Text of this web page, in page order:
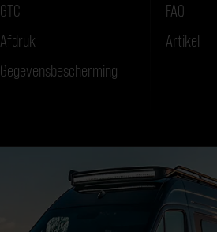
GTC
Afdruk
Gegevensbescherming
FAQ
Artikel